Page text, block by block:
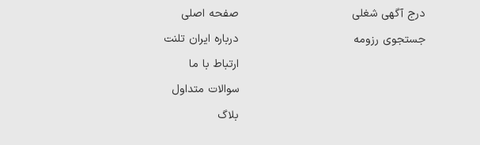
درج آگهی شغلی
جستجوی رزومه
صفحه اصلی
درباره ایران تلنت
ارتباط با ما
سوالات متداول
بلاگ